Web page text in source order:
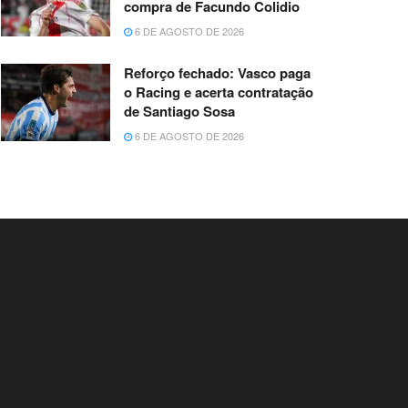
compra de Facundo Colidio
6 DE AGOSTO DE 2026
Reforço fechado: Vasco paga
o Racing e acerta contratação
de Santiago Sosa
6 DE AGOSTO DE 2026